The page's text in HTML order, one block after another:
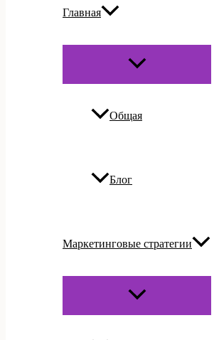
Главная
ПЕРЕКЛЮЧАТЕЛЬ
МЕНЮ
Общая
Блог
Маркетинговые стратегии
ПЕРЕКЛЮЧАТЕЛЬ
МЕНЮ